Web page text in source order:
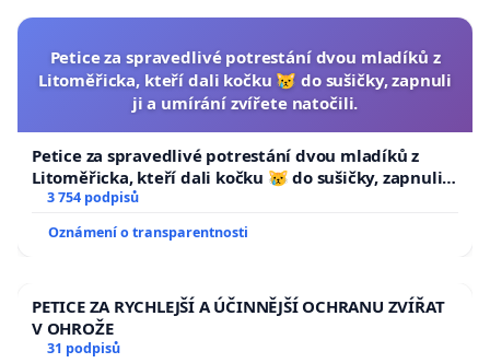
Petice za spravedlivé potrestání dvou mladíků z
Litoměřicka, kteří dali kočku 😿 do sušičky, zapnuli
ji a umírání zvířete natočili.
Petice za spravedlivé potrestání dvou mladíků z
Litoměřicka, kteří dali kočku 😿 do sušičky, zapnuli ji
a umírání zvířete natočili.
3 754 podpisů
Oznámení o transparentnosti
PETICE ZA RYCHLEJŠÍ A ÚČINNĚJŠÍ OCHRANU ZVÍŘAT
V OHROŽE
31 podpisů